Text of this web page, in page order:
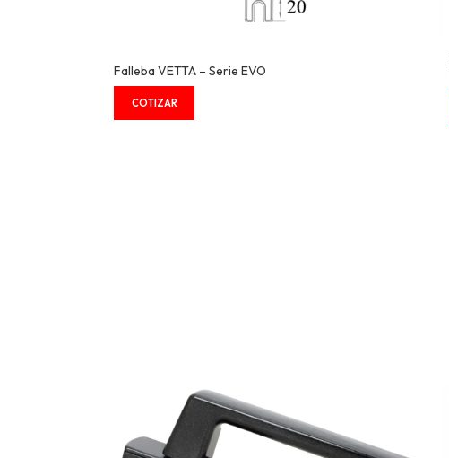
Falleba VETTA – Serie EVO